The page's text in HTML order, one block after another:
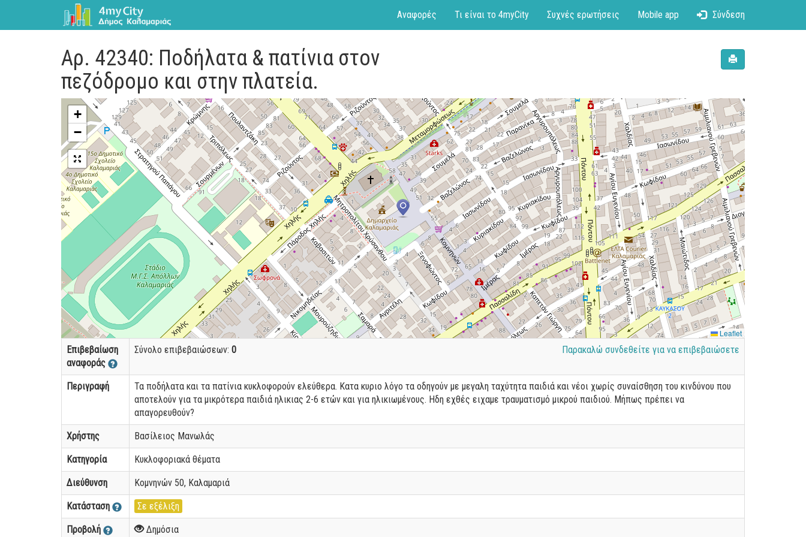
Αναφορές Τι είναι το 4myCity Συχνές ερωτήσεις Mobile app Σύνδεση
Αρ. 42340: Ποδήλατα & πατίνια στον
πεζόδρομο και στην πλατεία.
+
−
Leaflet
Επιβεβαίωση
αναφοράς
Σύνολο επιβεβαιώσεων: 0 Παρακαλώ συνδεθείτε για να επιβεβαιώσετε
Περιγραφή
Τα ποδήλατα και τα πατίνια κυκλοφορούν ελεύθερα. Κατα κυριο λόγο τα οδηγούν με μεγαλη ταχύτητα παιδιά και νέοι χωρίς συναίσθηση του κινδύνου που
αποτελούν για τα μικρότερα παιδιά ηλικιας 2-6 ετών και για ηλικιωμένους. Ηδη εχθές ειχαμε τραυματισμό μικρού παιδιού. Μήπως πρέπει να
απαγορευθούν?
Χρήστης Βασίλειος Μανωλάς
Κατηγορία Κυκλοφοριακά θέματα
Διεύθυνση Κομνηνών 50, Καλαμαριά
Κατάσταση Σε εξέλιξη
Προβολή Δημόσια